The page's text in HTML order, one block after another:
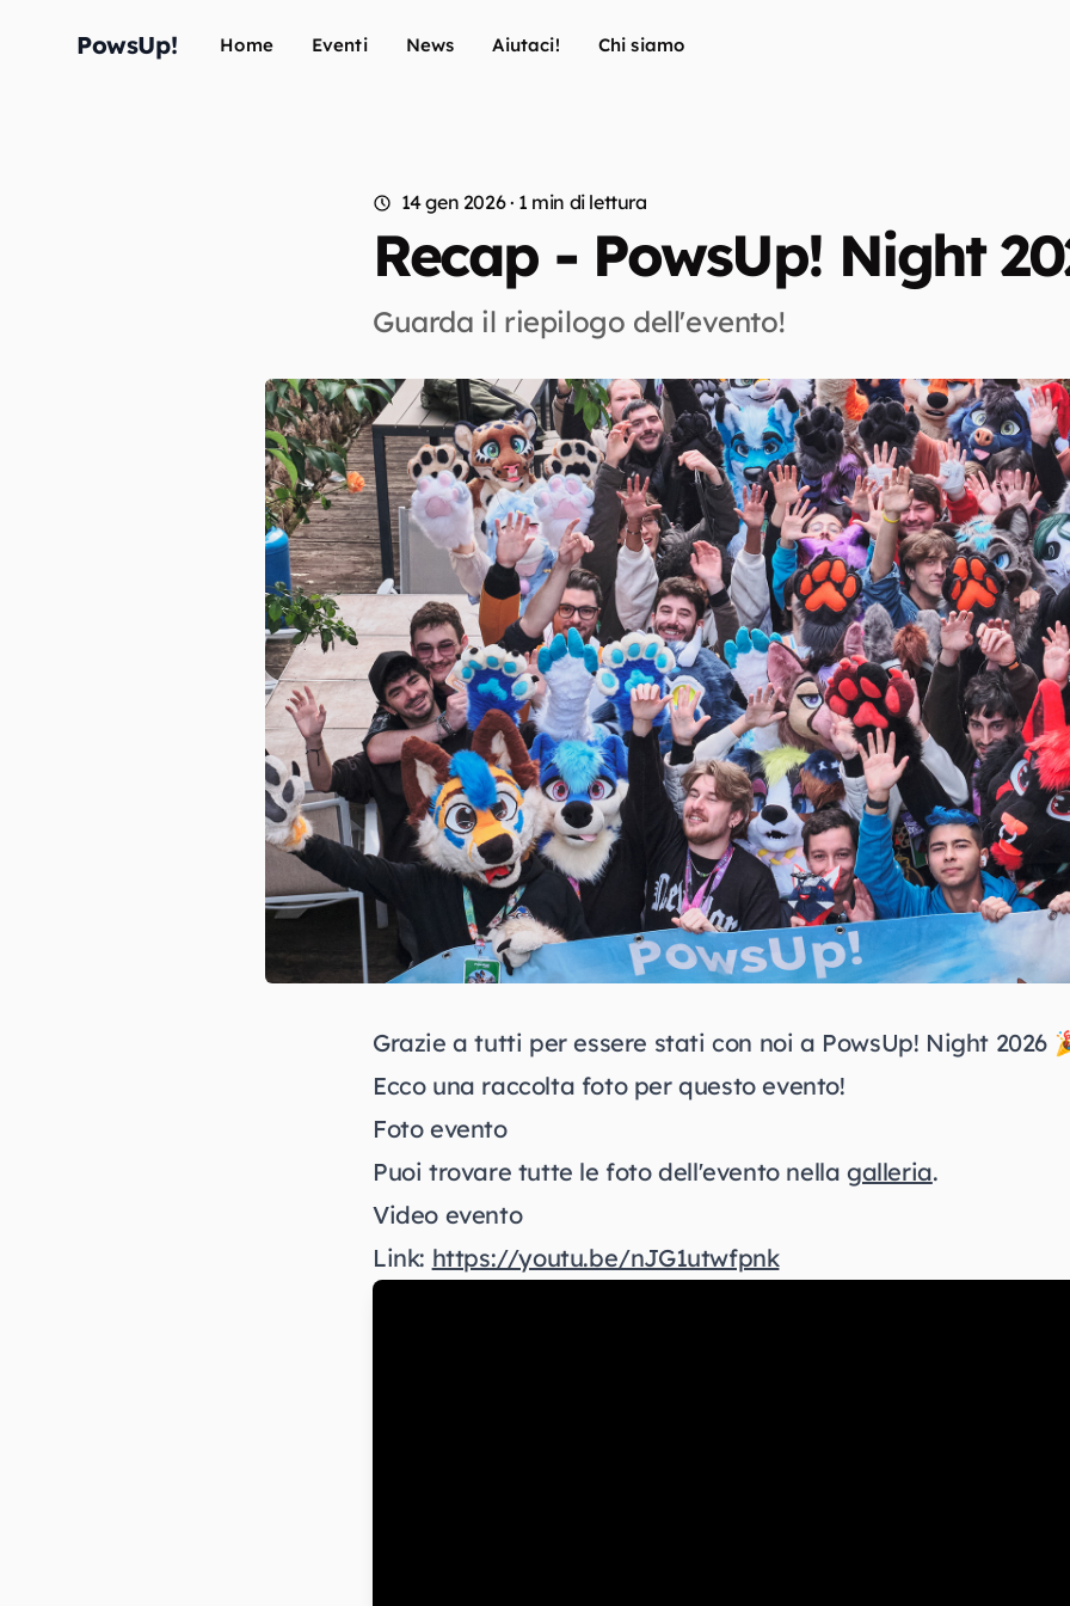
PowsUp! Home Eventi News Aiutaci! Chi siamo
14 gen 2026· 1 min di lettura
Recap - PowsUp! Night
Guarda il riepilogo dell'evento!
Grazie a tutti per essere stati con noi a PowsUp! Night 2026
Ecco una raccolta foto per questo evento!
Foto evento
Puoi trovare tutte le foto dell'evento nellagalleria.
Video evento
Link: https://youtu.be/nJG1utwfpnk